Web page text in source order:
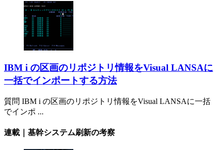
IBM i の区画のリポジトリ情報をVisual LANSAに
一括でインポートする方法
質問 IBM i の区画のリポジトリ情報をVisual LANSAに一括
でインポ ...
連載｜基幹システム刷新の考察